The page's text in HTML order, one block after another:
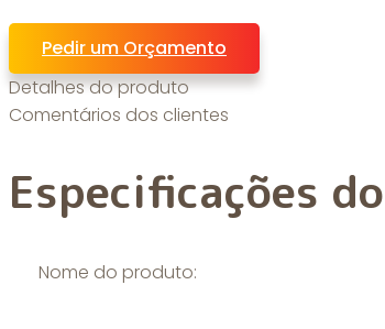
Pedir um Orçamento
Detalhes do produto
Comentários dos clientes
Especificações
Nome do produto: